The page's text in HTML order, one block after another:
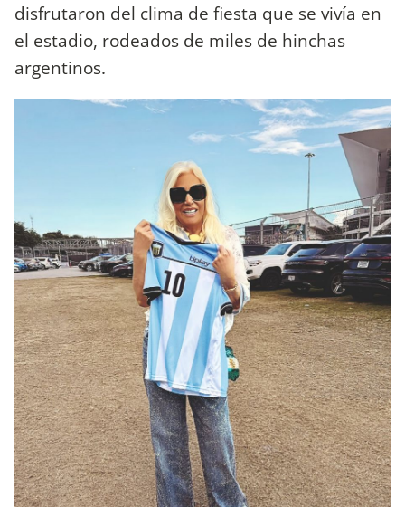
disfrutaron del clima de fiesta que se vivía en
el estadio, rodeados de miles de hinchas
argentinos.